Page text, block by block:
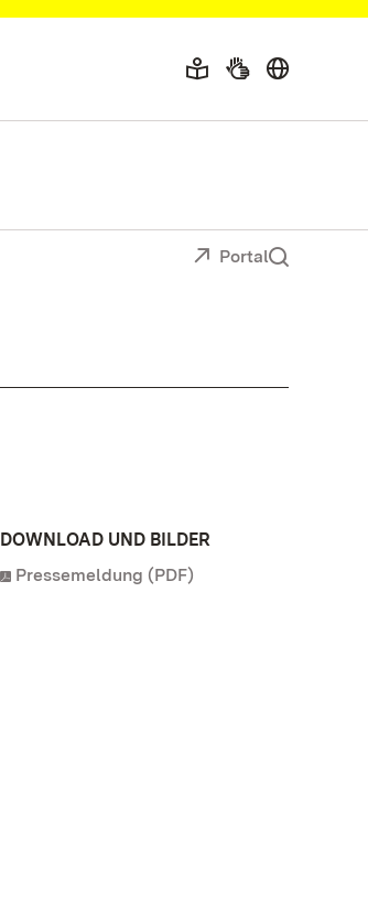
Portal
DOWNLOAD UND BILDER
Pressemeldung (PDF)